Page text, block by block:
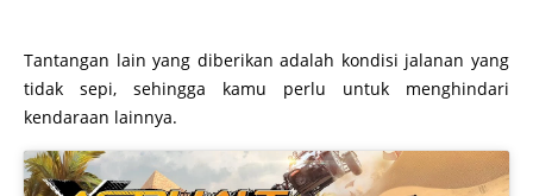
Tantangan lain yang diberikan adalah kondisi jalanan yang
tidak sepi, sehingga kamu perlu untuk menghindari
kendaraan lainnya.